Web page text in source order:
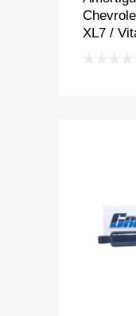
XL7 /